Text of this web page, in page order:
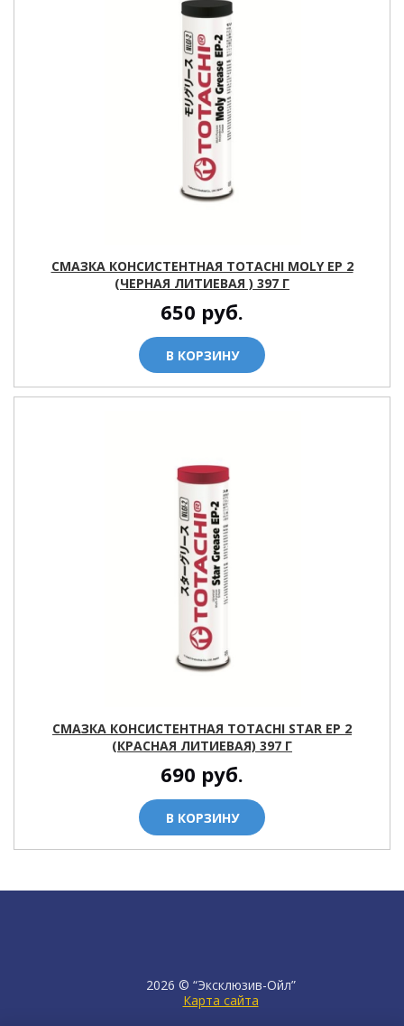
СМАЗКА КОНСИСТЕНТНАЯ TOTACHI MOLY EP 2
(ЧЕРНАЯ ЛИТИЕВАЯ ) 397 Г
650 руб.
В КОРЗИНУ
СМАЗКА КОНСИСТЕНТНАЯ TOTACHI STAR EP 2
(КРАСНАЯ ЛИТИЕВАЯ) 397 Г
690 руб.
В КОРЗИНУ
2026 © “Эксклюзив-Ойл”
Карта сайта